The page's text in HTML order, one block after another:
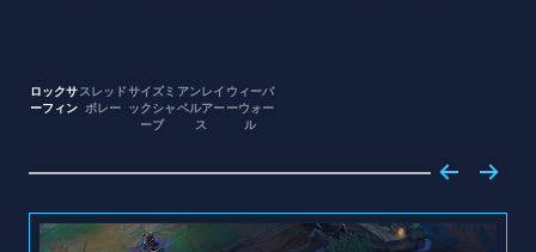
ロックサ
ーフィン
スレッド
ボレー
サイズミ
ックシャ
ーブ
アンレイ
ベルアー
ス
ウィーバ
ーウォー
ル